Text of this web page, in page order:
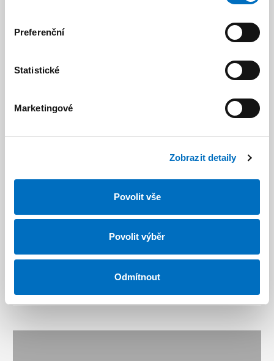
Preferenční
Statistické
Marketingové
Zobrazit detaily
Povolit vše
Povolit výběr
Odmítnout
Jak to u nás vypadá?